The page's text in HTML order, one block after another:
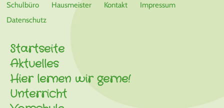
Schulbüro Hausmeister Kontakt
Impressum
Datenschutz
Startseite
Aktuelles
Hier lernen wir gerne!
Unterricht